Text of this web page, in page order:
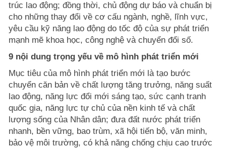
trúc lao động; đồng thời, chủ động dự báo và chuẩn bị
cho những thay đổi về cơ cấu ngành, nghề, lĩnh vực,
yêu cầu kỹ năng lao động do tốc độ của sự phát triển
mạnh mẽ khoa học, công nghệ và chuyển đổi số.
9 nội dung trọng yếu về mô hình phát triển mới
Mục tiêu của mô hình phát triển mới là tạo bước
chuyển căn bản về chất lượng tăng trưởng, năng suất
lao động, năng lực đổi mới sáng tạo, sức cạnh tranh
quốc gia, năng lực tự chủ của nền kinh tế và chất
lượng sống của Nhân dân; đưa đất nước phát triển
nhanh, bền vững, bao trùm, xã hội tiến bộ, văn minh,
bảo vệ môi trường, có khả năng chống chịu cao trước